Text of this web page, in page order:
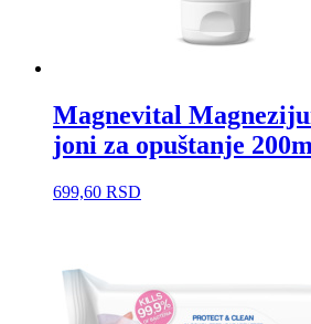
Magnevital
joni za opuštanje
699,60 RSD